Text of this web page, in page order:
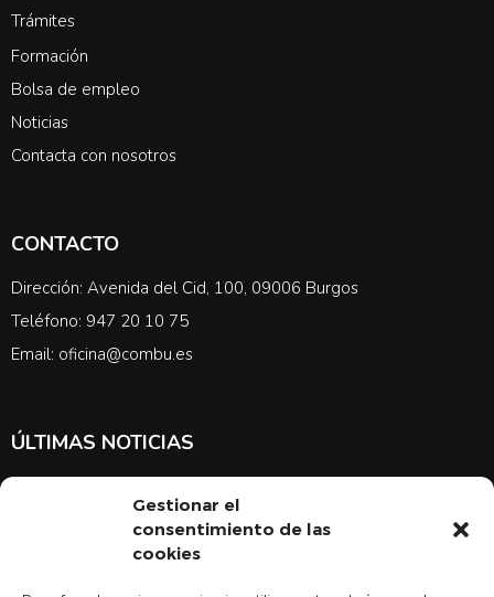
Gestionar el
consentimiento de las
cookies
Trámites
Formación
Bolsa de empleo
Noticias
Contacta con nosotros
CONTACTO
Dirección: Avenida del Cid, 100, 09006 Burgos
Teléfono: 947 20 10 75
Email: oficina@combu.es
ÚLTIMAS NOTICIAS
noticias en cuanto a medicina y el COMBU